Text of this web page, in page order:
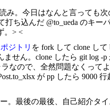
。今日はなんと言っても
打ち込んだ @to_ueda のキ
。> <
ジトリ を fork して clone し
せん。clone したら git log
ので、全然問題なくって
が pp したら 9000
最後の最後、自己紹介タ